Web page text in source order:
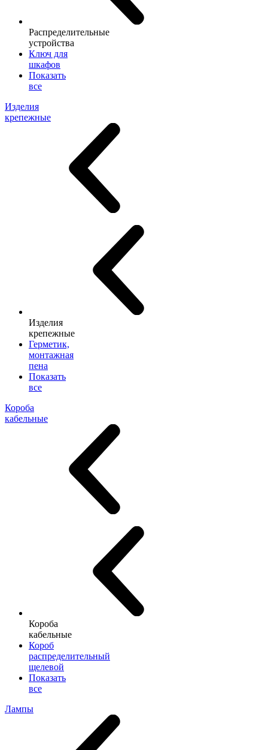
Распределительные
устройства
Ключ для
шкафов
Показать
все
Изделия
крепежные
Изделия
крепежные
Герметик,
монтажная
пена
Показать
все
Короба
кабельные
Короба
кабельные
Короб
распределительный
щелевой
Показать
все
Лампы